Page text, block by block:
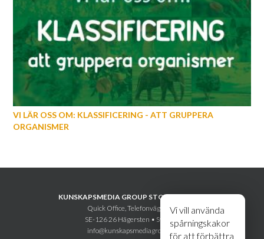
Vi vill använda
spårningskakor
för att förbättra
VI LÄR OSS OM: KLASSIFICERING - ATT GRUPPERA
ORGANISMER
KUNSKAPSMEDIA GROUP STOCKHOLM AB
Quick Office, Telefonvägen 30
SE-126 26 Hägersten • Sweden
info@kunskapsmediagroup.se